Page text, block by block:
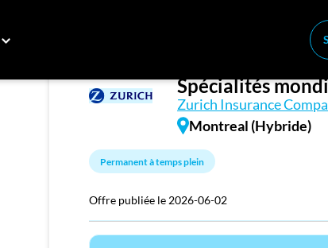
Créez
VP,
Spécialités
Zurich Insurance
Montreal (Hybride)
Permanent à temps plein
Offre publiée le 2026-06-02